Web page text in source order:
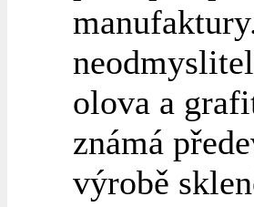
olova a
známá
výrobě